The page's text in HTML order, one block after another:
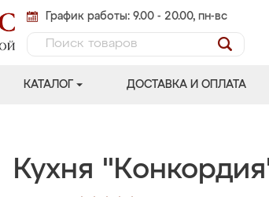
График работы: 9.00 - 20.00, пн-вс
КАТАЛОГ ДОСТАВКА И ОПЛАТА
Кухня